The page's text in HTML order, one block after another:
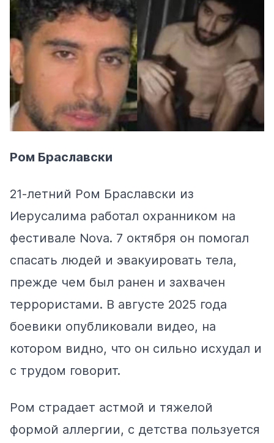
Ром Браславски
21-летний Ром Браславски из
Иерусалима работал охранником на
фестивале Nova. 7 октября он помогал
спасать людей и эвакуировать тела,
прежде чем был ранен и захвачен
террористами. В августе 2025 года
боевики опубликовали видео, на
котором видно, что он сильно исхудал и
с трудом говорит.
Ром страдает астмой и тяжелой
формой аллергии, с детства пользуется